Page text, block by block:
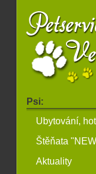
Psi:
Ubytování,
Štěňata
Aktuality